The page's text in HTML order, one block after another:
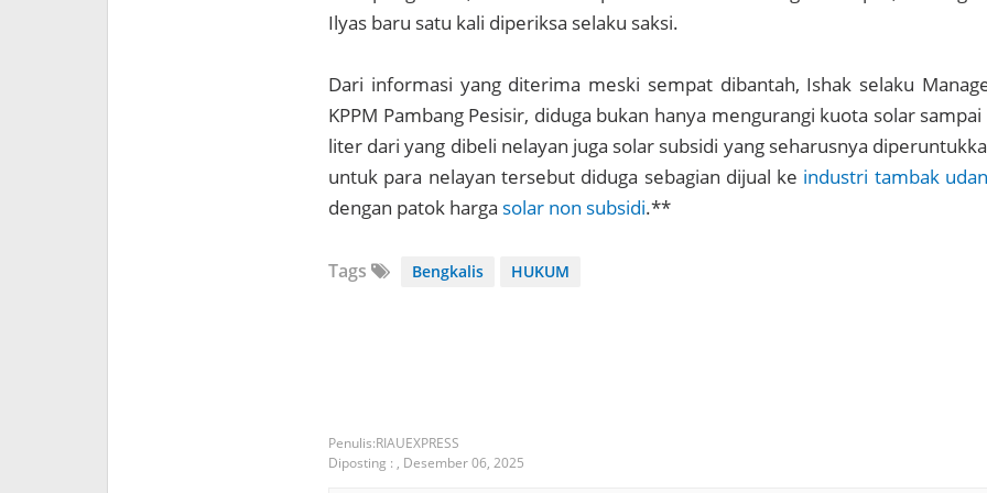
Ilyas baru satu kali diperiksa selaku saksi.
Dari informasi yang diterima meski sempat dibantah, Ishak selaku
KPPM Pambang Pesisir, diduga bukan hanya mengurangi kuota solar sampai
liter dari yang dibeli nelayan juga solar subsidi yang seharusnya
untuk para nelayan tersebut diduga sebagian dijual ke industri tambak
dengan patok harga solar non subsidi.**
Tags Bengkalis HUKUM
RIAUEXPRESS
Diposting : , Desember 06, 2025